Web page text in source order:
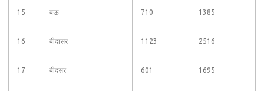
15 बऊ 710 1385
16 बीदासर 1123 2516
17 बीदसर 601 1695